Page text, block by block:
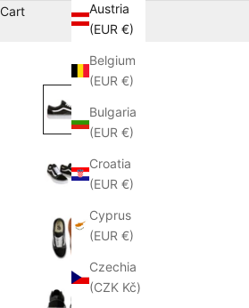
Austria
(EUR €)
Belgium
(EUR €)
Bulgaria
(EUR €)
Croatia
(EUR €)
Cyprus
(EUR €)
Czechia
(CZK Kč)
Cart